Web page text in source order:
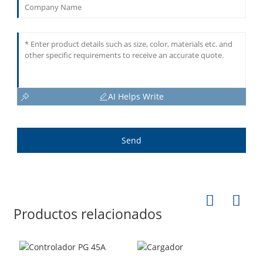
AI Helps Write
Send
Productos relacionados